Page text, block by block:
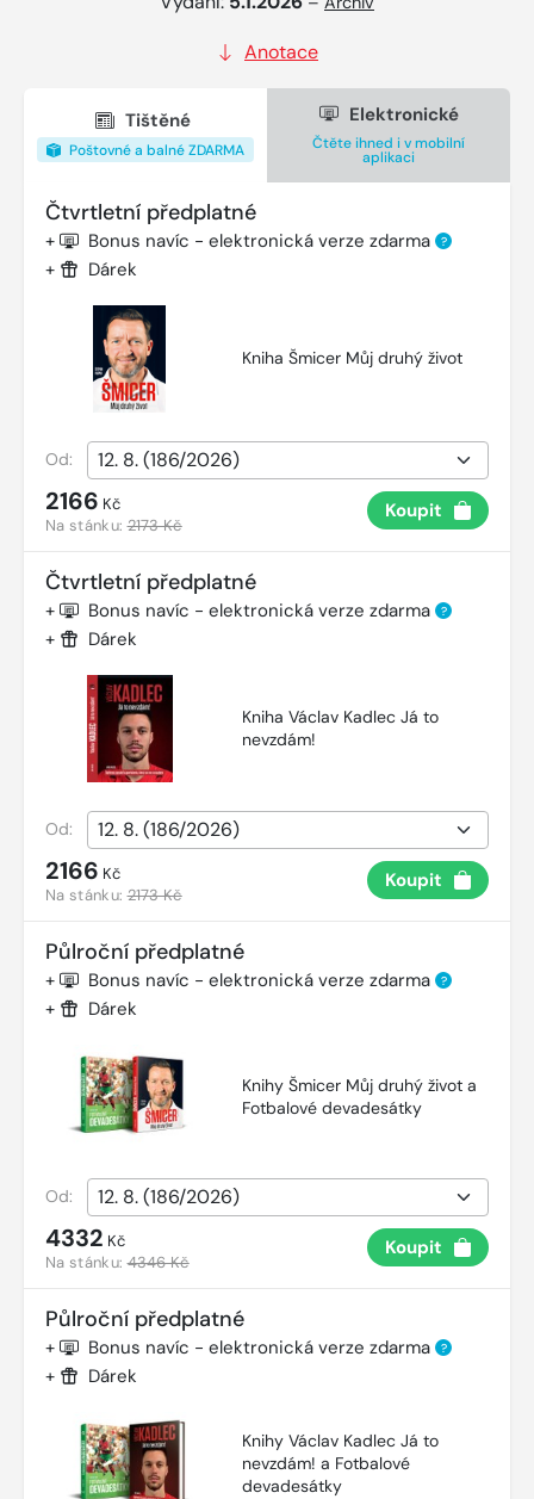
Anotace
Tištěné
Poštovné a balné ZDARMA
Elektronické
Čtěte ihned i v mobilní
aplikaci
Čtvrtletní předplatné
+ Bonus navíc - elektronická verze zdarma ?
+ Dárek
Kniha Šmicer Můj druhý život
Od:
2166 Kč
Na stánku:2173 Kč
Koupit
Čtvrtletní předplatné
+ Bonus navíc - elektronická verze zdarma ?
+ Dárek
Kniha Václav Kadlec Já to
nevzdám!
Od:
2166 Kč
Na stánku:2173 Kč
Koupit
Půlroční předplatné
+ Bonus navíc - elektronická verze zdarma ?
+ Dárek
Knihy Šmicer Můj druhý život a
Fotbalové devadesátky
Od:
4332 Kč
Na stánku:4346 Kč
Koupit
Půlroční předplatné
+ Bonus navíc - elektronická verze zdarma ?
+ Dárek
Knihy Václav Kadlec Já to
nevzdám! a Fotbalové
devadesátky